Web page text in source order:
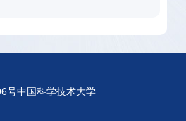
号中国科学技术大学